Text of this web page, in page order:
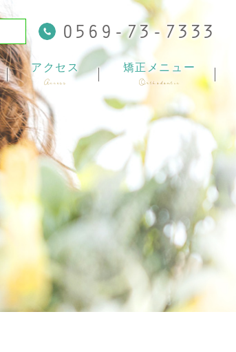
0569-73-7333
アクセス
Access
矯正メニュー
Orthodontic